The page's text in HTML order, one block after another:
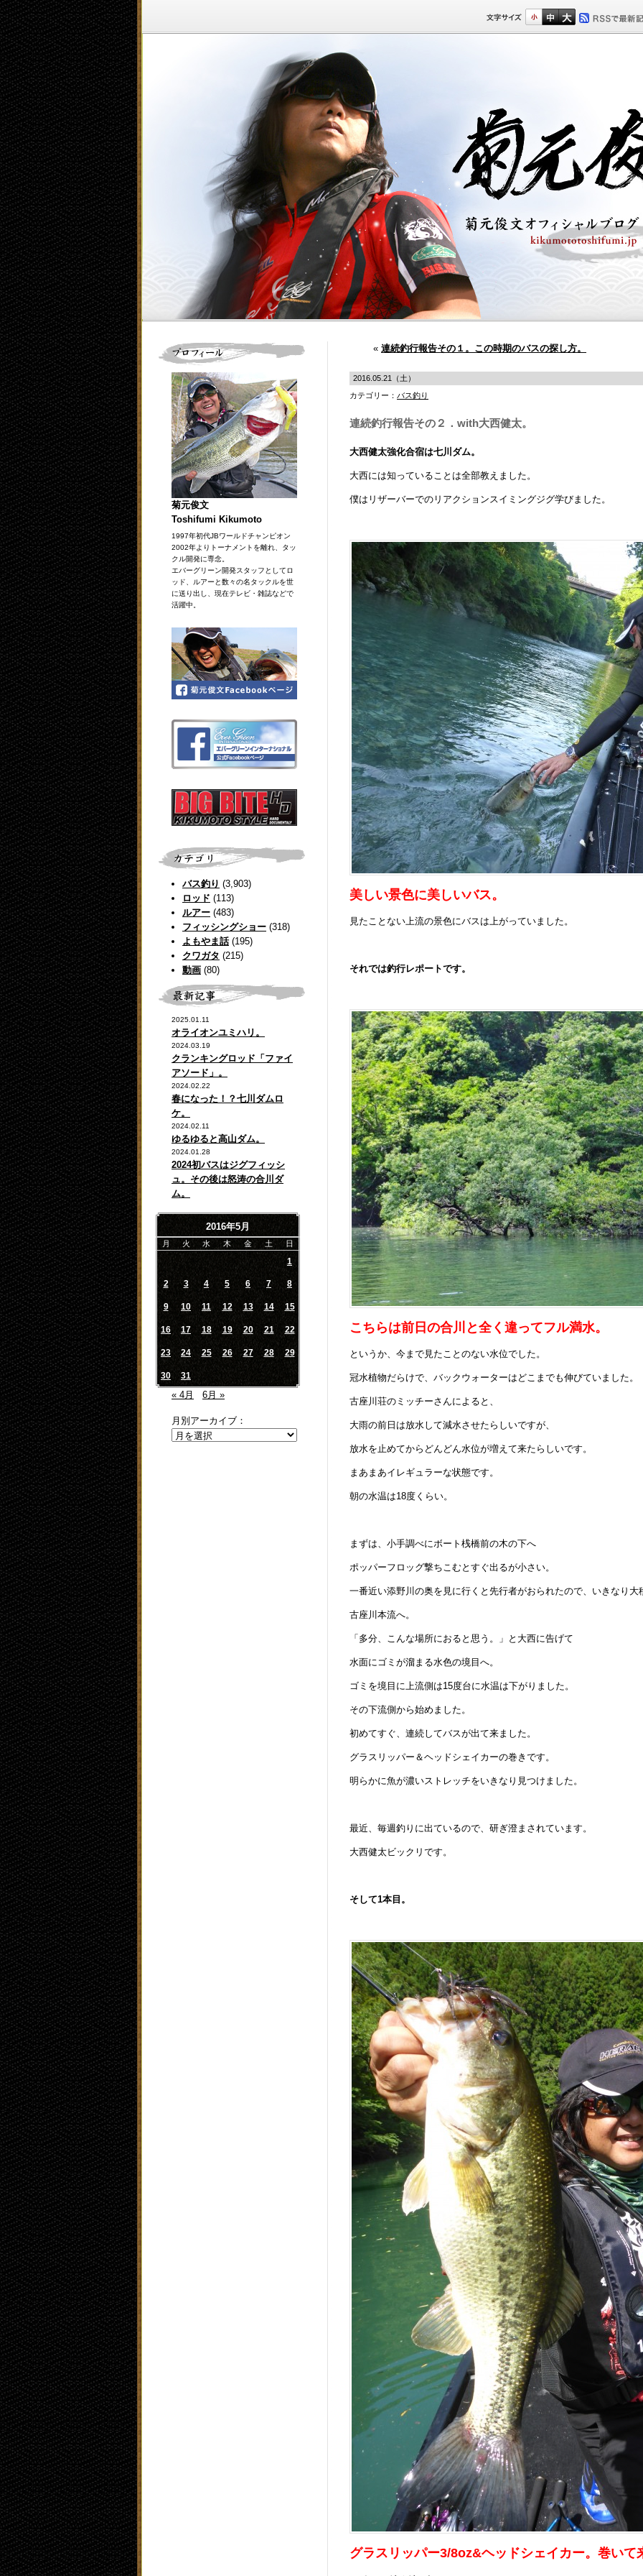
菊元俊文
Toshifumi Kikumoto
1997年初代JBワールドチャンピオン
2002年よりトーナメントを離れ、タッ
クル開発に専念。
エバーグリーン開発スタッフとしてロ
ッド、ルアーと数々の名タックルを世
に送り出し、現在テレビ・雑誌などで
活躍中。
バス釣り (3,903)
ロッド (113)
ルアー (483)
フィッシングショー (318)
よもやま話(195)
クワガタ (215)
動画 (80)
2025.01.11
オライオンユミハリ。
2024.03.19
クランキングロッド「ファイ
アソード」。
2024.02.22
春になった！？七川ダムロ
ケ。
2024.02.11
ゆるゆると高山ダム。
2024.01.28
2024初バスはジグフィッシ
ュ。その後は怒涛の合川ダ
ム。
2016年5月
月 火 水 木 金 土 日
1
2 3 4 5 6 7 8
9 10 11 12 13 14 15
16 17 18 19 20 21 22
23 24 25 26 27 28 29
30 31
« 4月 6月 »
月別アーカイブ：
« 連続釣行報告その１。この時期のバスの探し方。
2016.05.21（土）
カテゴリー： バス釣り
連続釣行報告その２．with大西健太。
大西健太強化合宿は七川ダム。
大西には知っていることは全部教えました。
僕はリザーバーでのリアクションスイミングジグ学びました。
美しい景色に美しいバス。
見たことない上流の景色にバスは上がっていました。
それでは釣行レポートです。
こちらは前日の合川と全く違ってフル満水。
というか、今まで見たことのない水位でした。
冠水植物だらけで、バックウォーターはどこまでも伸びていました。
古座川荘のミッチーさんによると、
大雨の前日は放水して減水させたらしいですが、
放水を止めてからどんどん水位が増えて来たらしいです。
まあまあイレギュラーな状態です。
朝の水温は18度くらい。
まずは、小手調べにボート桟橋前の木の下へ
ポッパーフロッグ撃ちこむとすぐ出るが小さい。
一番近い添野川の奥を見に行くと先行者がおられたので、いきなり大
古座川本流へ。
「多分、こんな場所におると思う。」と大西に告げて
水面にゴミが溜まる水色の境目へ。
ゴミを境目に上流側は15度台に水温は下がりました。
その下流側から始めました。
初めてすぐ、連続してバスが出て来ました。
グラスリッパー＆ヘッドシェイカーの巻きです。
明らかに魚が濃いストレッチをいきなり見つけました。
最近、毎週釣りに出ているので、研ぎ澄まされています。
大西健太ビックリです。
そして1本目。
グラスリッパー3/8oz&ヘッドシェイカー。巻いて